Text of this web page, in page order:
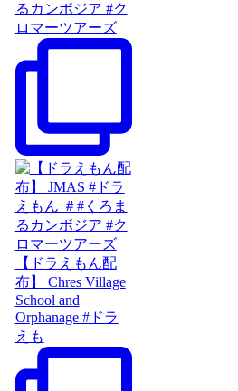
るカンボジア #ク
ロマーツアーズ
【ドラえもん配
布】 Chres Village
School and
Orphanage #ドラ
えも